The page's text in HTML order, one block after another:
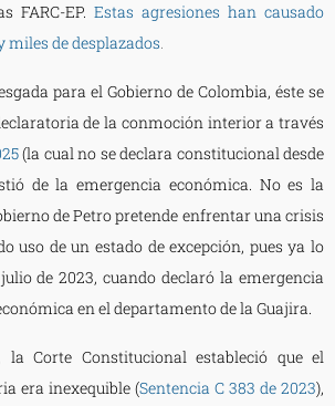
FARC-EP. Estas agresiones han causado
miles de desplazados.
para el Gobierno de Colombia, éste se
de la conmoción interior a través
(la cual no se declara constitucional desde
de la emergencia económica. No es la
de Petro pretende enfrentar una crisis
uso de un estado de excepción, pues ya lo
de 2023, cuando declaró la emergencia
en el departamento de la Guajira.
la Corte Constitucional estableció que el
era inexequible (Sentencia C 383 de 2023),